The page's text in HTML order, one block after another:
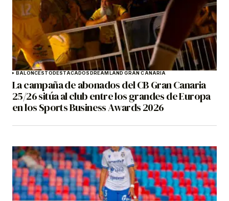
BALONCESTODESTACADOSDREAMLAND GRAN CANARIA
La campaña de abonados del CB Gran Canaria
25/26 sitúa al club entre los grandes de Europa
en los Sports Business Awards 2026